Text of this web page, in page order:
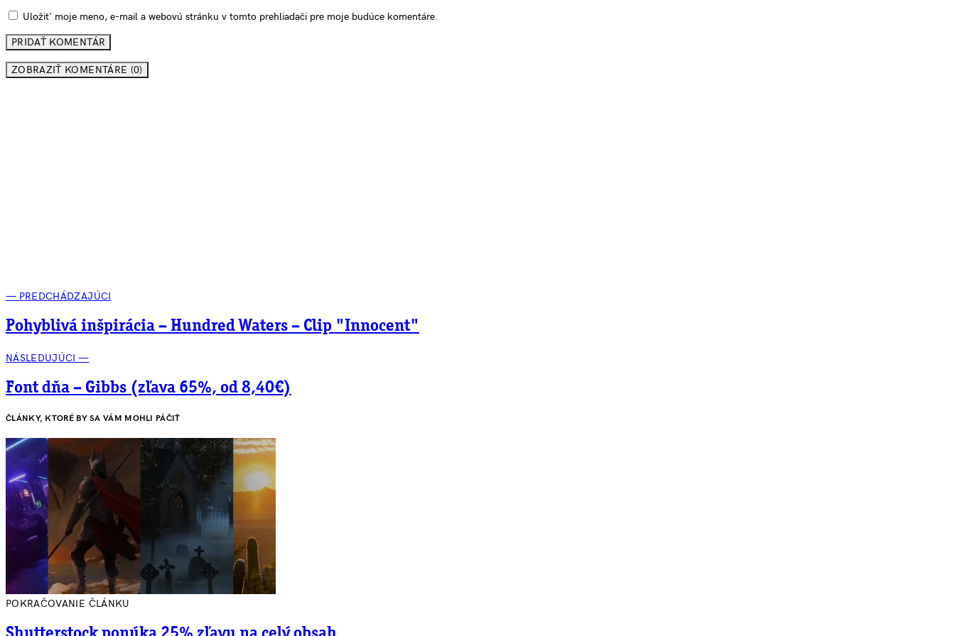
Uložiť moje meno, e-mail a webovú stránku v tomto prehliadači pre moje budúce komentáre.
ZOBRAZIŤ KOMENTÁRE (0)
— PREDCHÁDZAJÚCI
Pohyblivá inšpirácia – Hundred Waters – Clip "Innocent"
NÁSLEDUJÚCI —
Font dňa – Gibbs (zľava 65%, od 8,40€)
ČLÁNKY, KTORÉ BY SA VÁM MOHLI PÁČIŤ
POKRAČOVANIE ČLÁNKU